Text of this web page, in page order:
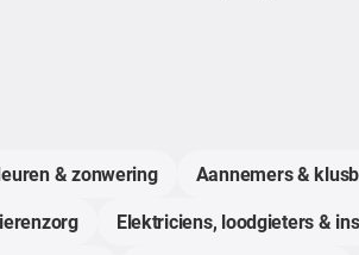
& zonwering Aannemers &
Elektriciens, loodgieters &